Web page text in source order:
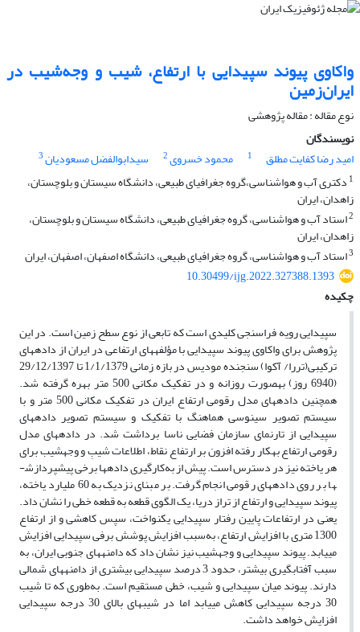
واکاوی پیوند سپیدایی با ارتفاع، شیب و وجه‌شیب در
ایران‌زمین
نوع مقاله : مقاله پژوهشی‌
نویسندگان
امید رضا کفایت مطلق
1 محمود خسروی2 سیدابوالفضل مسعودیان3
1 دکتری آب و هواشناسی،گروه جغرافیای طبیعی، دانشگاه سیستان و بلوچستان،
زاهدان، ایران
2استاد آب و هواشناسی، گروه جغرافیای طبیعی، دانشگاه سیستان و بلوچستان،
زاهدان، ایران
3استاد آب و هواشناسی، گروه جغرافیای طبیعی، دانشگاه اصفهان، اصفهان، ایران
10.30499/ijg.2022.327388.1393
چکیده
سپیدایی رویه فراسنجی کلیدی است که تابعی از نوع سطح زمین است. در این
پژوهش برای واکاوی پیوند سپیدایی با مؤلفه­های ارتفاعی در ایران‌ از داده­های
ترکیبی(تررا/ آکوا) سنجنده­ مودیس در بازه­ زمانی 1/1/1379 تا 29/12/1397
(6940 روز) به­صورت روزانه و در تفکیک مکانی 500 متر بهره گرفته شد.
همچنین داده­های مدل رقومی ارتفاع ایران در تفکیک مکانی 500 متر و با
سیستم تصویر سینوسی هماهنگ با تفکیک و سیستم تصویر داده­های
سپیدایی از تارنمای سازمان فضایی ناسا برداشت شد. در داده­های مدل
رقومی ارتفاع به­کار رفته افزون بر ارتفاع نقاط، اطلاعات شیبِ و وجه­شیب برای
هر یاخته نیز در دسترس است. پیش از به‌کارگیری داده­ها برخی پیش­پردازش­
ها بر روی داده­های رقومی انجام گرفت. بر مبنای نزدیک به 60 ملیارد یاخته،
پیوند سپیدایی و ارتفاع از تراز دریا، یک الگوی قطعه به قطعه خطی را نشان داد.
یعنی در ارتفاعات پایین رفتار سپیدایی یکنواخت، سپس کاهشی و از ارتفاع
1300 متری با افزایش ارتفاع، به‌سبب افزایش پوشش برفی سپیدایی افزایش
می­یابد. پیوند سپیدایی و وجه­شیب نیز نشان داد که دامنه­های جنوبی ایران، به
سبب آفتاب­گیری بیشتر، حدود 3 درصد سپیدایی بیشتری از دامنه­های شمالی
دارند. پیوند میان سپیدایی و شیب، خطی مستقیم است. به‌طوری که تا شیب
30 درجه سپیدایی کاهش می­یابد اما در شیب­های بالای 30 درجه سپیدایی
افزایش خواهد داشت.